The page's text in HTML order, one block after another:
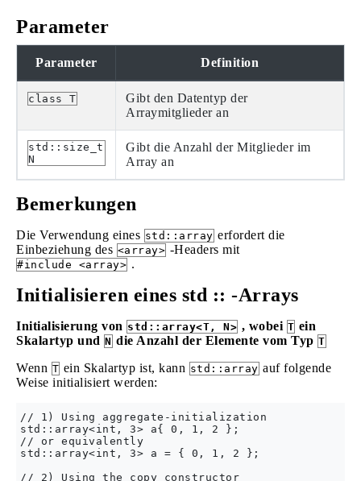
Parameter
Parameter Definition
class T
Gibt den Datentyp der
Arraymitglieder an
std::size_t
N
Gibt die Anzahl der Mitglieder im
Array an
Bemerkungen
Die Verwendung eines std::array erfordert die
Einbeziehung des <array> -Headers mit
#include <array> .
Initialisieren eines std :: -Arrays
Initialisierung von std::array<T, N> , wobei T ein
Skalartyp und N die Anzahl der Elemente vom Typ T
Wenn T ein Skalartyp ist, kann std::array auf folgende
Weise initialisiert werden:
// 1) Using aggregate-initialization
std::array<int, 3> a{ 0, 1, 2 };
// or equivalently
std::array<int, 3> a = { 0, 1, 2 };
// 2) Using the copy constructor